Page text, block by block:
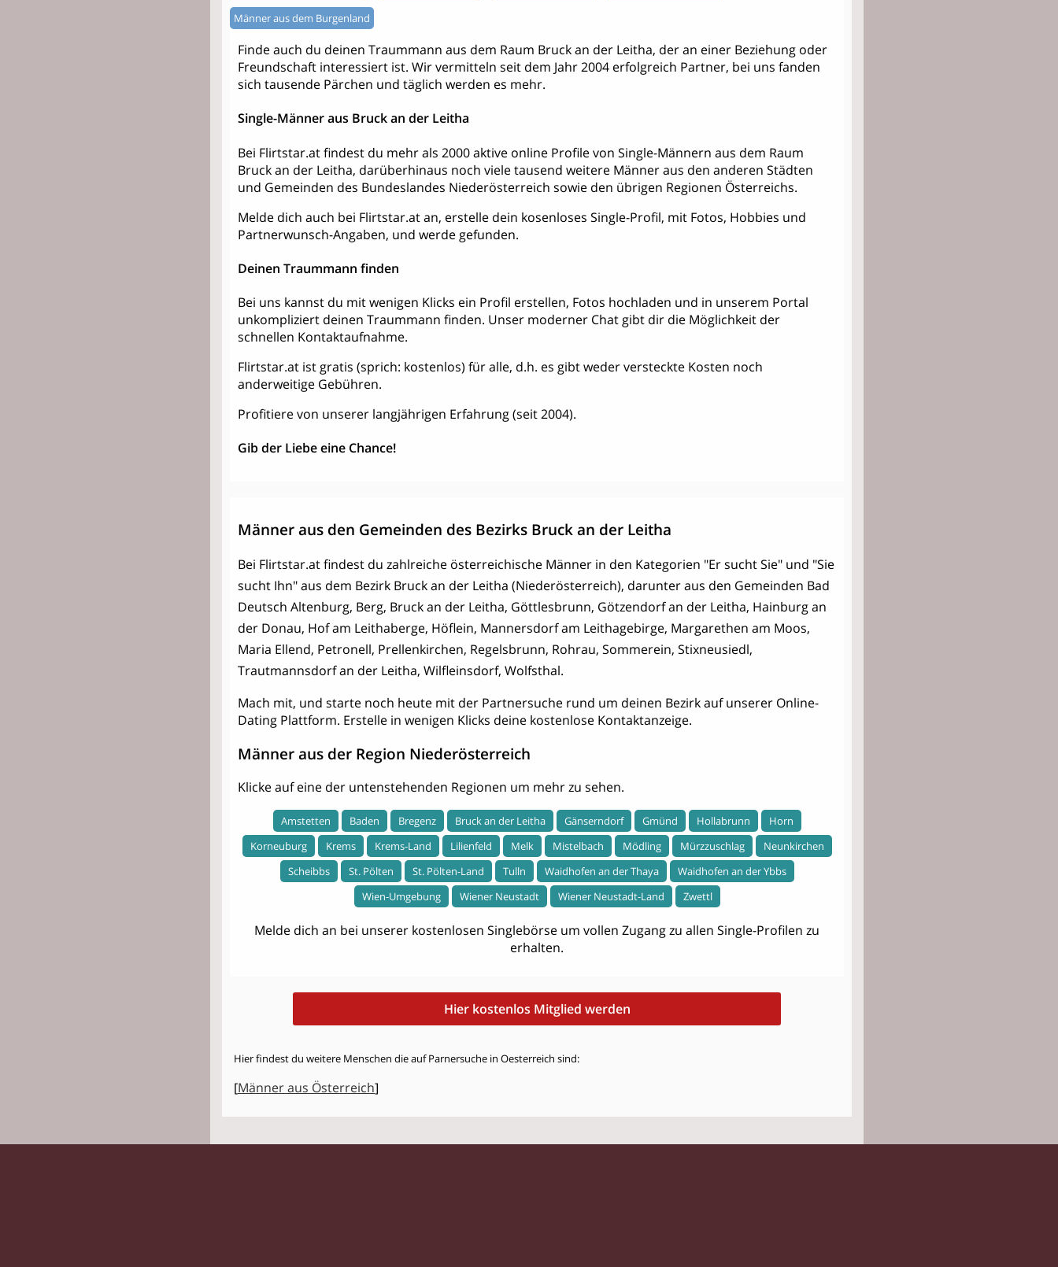
Männer aus dem Burgenland
Finde auch du deinen Traummann aus dem Raum Bruck an der Leitha, der an einer Beziehung oder
Freundschaft interessiert ist. Wir vermitteln seit dem Jahr 2004 erfolgreich Partner, bei uns fanden
sich tausende Pärchen und täglich werden es mehr.
Single-Männer aus Bruck an der Leitha
Bei Flirtstar.at findest du mehr als 2000 aktive online Profile von Single-Männern aus dem Raum
Bruck an der Leitha, darüberhinaus noch viele tausend weitere Männer aus den anderen Städten
und Gemeinden des Bundeslandes Niederösterreich sowie den übrigen Regionen Österreichs.
Melde dich auch bei Flirtstar.at an, erstelle dein kosenloses Single-Profil, mit Fotos, Hobbies und
Partnerwunsch-Angaben, und werde gefunden.
Deinen Traummann finden
Bei uns kannst du mit wenigen Klicks ein Profil erstellen, Fotos hochladen und in unserem Portal
unkompliziert deinen Traummann finden. Unser moderner Chat gibt dir die Möglichkeit der
schnellen Kontaktaufnahme.
Flirtstar.at ist gratis (sprich: kostenlos) für alle, d.h. es gibt weder versteckte Kosten noch
anderweitige Gebühren.
Profitiere von unserer langjährigen Erfahrung (seit 2004).
Gib der Liebe eine Chance!
Männer aus den Gemeinden des Bezirks Bruck an der Leitha
Bei Flirtstar.at findest du zahlreiche österreichische Männer in den Kategorien "Er sucht Sie" und "Sie
sucht Ihn" aus dem Bezirk Bruck an der Leitha (Niederösterreich), darunter aus den Gemeinden Bad
Deutsch Altenburg, Berg, Bruck an der Leitha, Göttlesbrunn, Götzendorf an der Leitha, Hainburg an
der Donau, Hof am Leithaberge, Höflein, Mannersdorf am Leithagebirge, Margarethen am Moos,
Maria Ellend, Petronell, Prellenkirchen, Regelsbrunn, Rohrau, Sommerein, Stixneusiedl,
Trautmannsdorf an der Leitha, Wilfleinsdorf, Wolfsthal.
Mach mit, und starte noch heute mit der Partnersuche rund um deinen Bezirk auf unserer Online-
Dating Plattform. Erstelle in wenigen Klicks deine kostenlose Kontaktanzeige.
Männer aus der Region Niederösterreich
Klicke auf eine der untenstehenden Regionen um mehr zu sehen.
Amstetten Baden Bregenz Bruck an der Leitha Gänserndorf Gmünd Hollabrunn
Horn
Korneuburg
Krems Krems-Land Lilienfeld Melk Mistelbach Mödling Mürzzuschlag
Neunkirchen
Scheibbs
St. Pölten St. Pölten-Land Tulln Waidhofen an der Thaya
Waidhofen an der Ybbs
Wien-Umgebung
Wiener Neustadt Wiener Neustadt-Land Zwettl
Melde dich an bei unserer kostenlosen Singlebörse um vollen Zugang zu allen Single-Profilen zu
erhalten.
Hier kostenlos Mitglied werden
Hier findest du weitere Menschen die auf Parnersuche in Oesterreich sind:
[Männer aus Österreich]